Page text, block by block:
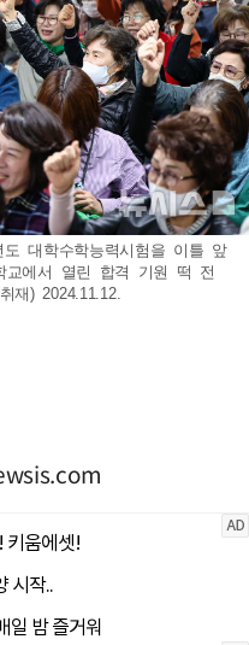
대학수학능력시험을 이틀 앞
교에서 열린 합격 기원 떡 전
재) 2024.11.12.